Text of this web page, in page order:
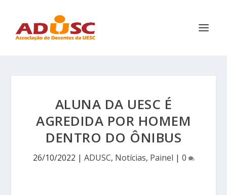
ALUNA DA UESC É
AGREDIDA POR HOMEM
DENTRO DO ÔNIBUS
26/10/2022 | ADUSC, Notícias, Painel | 0